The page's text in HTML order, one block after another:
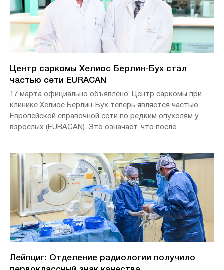
Центр саркомы Хелиос Берлин-Бух стал
частью сети EURACAN
17 марта официально объявлено: Центр саркомы при
клинике Хелиос Берлин-Бух теперь является частью
Европейской справочной сети по редким опухолям у
взрослых (EURACAN). Это означает, что после
представленной в сети EURACAN. Целью этой сети
является улучшение качества обслуживания всех
европейских граждан, страдающих редкими видами
рака, и обеспечение доступа к инновациям во всех
странах-членах ЕС.
Лейпциг: Отделение радиологии получило